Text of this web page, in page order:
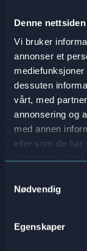
Denne
Vi bruker
annonser et
dessuten
vårt, med
annonsering og
med annen
eller som de har
Nødvendig
Egenskaper
økning i
enheter for
som trente
Attensi